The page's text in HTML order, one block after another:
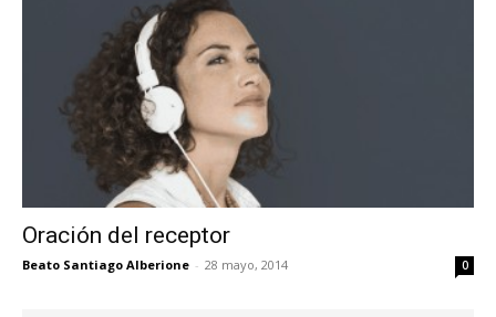
Oración del receptor
Beato Santiago Alberione - 28 mayo, 2014 0